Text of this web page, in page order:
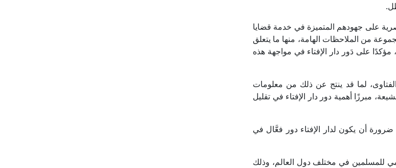
على جهودهم المتميزة في خدمة قضايا
من الملاحظات الهامة، منها ما يتعلق
مؤكدًا على دَور دار الإفتاء في مواجهة هذه
لما قد ينتج عن ذلك من معلومات
مبرزًا أهمية دور دار الإفتاء في تقليل
أن يكون لدار الإفتاء دور فعَّال في
للمسلمين في مختلف دول العالم، وذلك